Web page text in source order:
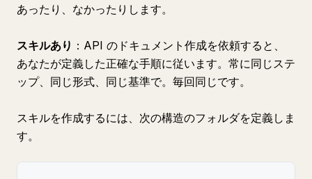
あったり、なかったりします。
スキルあり ：API のドキュメント作成を依頼すると、
あなたが定義した正確な手順に従います。常に同じステ
ップ、同じ形式、同じ基準で。毎回同じです。
スキルを作成するには、次の構造のフォルダを定義しま
す。